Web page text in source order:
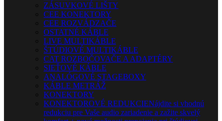
ZÁSUVKOVÉ LIŠTY
CEE KONEKTORY
CEE ROZVÁDZAČE
OSTATNÉ KÁBLE
LIVE MULTIKÁBLE
ŠTÚDIOVÉ MULTIKÁBLE
CAT ROZBOČOVAČE A ADAPTÉRY
SIEŤOVÉ KÁBLE
ANALÓGOVÉ STAGEBOXY
KÁBLE METRÁŽ
KONEKTORY
KONEKTOROVÉ REDUKCIENájdite si vhodnú
redukciu pre Vaše audio zariadenie a zažite skvelý